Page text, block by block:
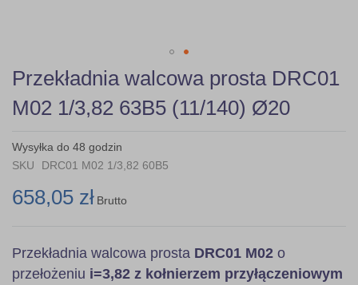
Skip
to
the
beginning
the
images
Przekładnia walcowa prosta DRC01
M02 1/3,82 63B5 (11/140) Ø20
Wysyłka do 48 godzin
SKU
DRC01 M02 1/3,82 60B5
658,05 zł Brutto
Przekładnia walcowa prosta DRC01 M02 o
przełożeniu i=3,82 z kołnierzem przyłączeniowym